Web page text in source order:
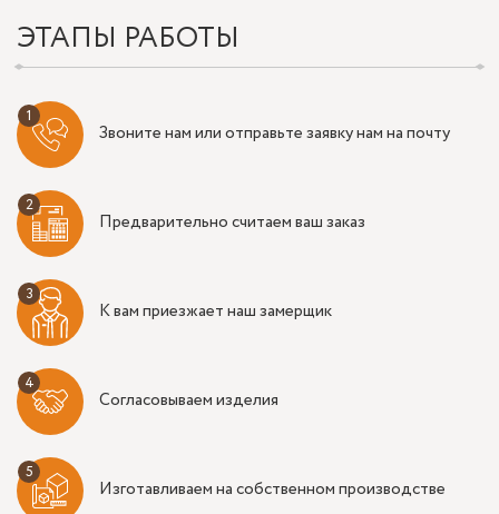
ЭТАПЫ РАБОТЫ
Звоните нам или отправьте заявку нам на почту
Предварительно считаем ваш заказ
К вам приезжает наш замерщик
Согласовываем изделия
Изготавливаем на собственном производстве